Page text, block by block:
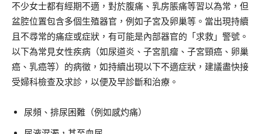
不少女士都有經期不適，對於腹痛、乳房脹痛等習以為常，但
盆腔位置包含多個生殖器官，例如子宮及卵巢等。當出現持續
且不尋常的痛症或症狀，有可能是內部器官的「求救」警號。
以下為常見女性疾病（如尿道炎、子宮肌瘤、子宮頸癌、卵巢
癌、乳癌等）的病徵，如持續出現以下不適症狀，建議盡快接
受婦科檢查及求診，以便及早診斷和治療。
尿頻、排尿困難（例如感灼痛）